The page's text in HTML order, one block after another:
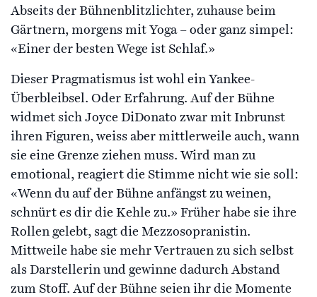
Abseits der Bühnenblitzlichter, zuhause beim
Gärtnern, morgens mit Yoga – oder ganz simpel:
«Einer der besten Wege ist Schlaf.»
Dieser Pragmatismus ist wohl ein Yankee-
Überbleibsel. Oder Erfahrung. Auf der Bühne
widmet sich Joyce DiDonato zwar mit Inbrunst
ihren Figuren, weiss aber mittlerweile auch, wann
sie eine Grenze ziehen muss. Wird man zu
emotional, reagiert die Stimme nicht wie sie soll:
«Wenn du auf der Bühne anfängst zu weinen,
schnürt es dir die Kehle zu.» Früher habe sie ihre
Rollen gelebt, sagt die Mezzosopranistin.
Mittweile habe sie mehr Vertrauen zu sich selbst
als Darstellerin und gewinne dadurch Abstand
zum Stoff. Auf der Bühne seien ihr die Momente